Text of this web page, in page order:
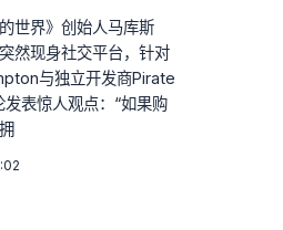
世界》创始人马库斯
突然现身社交平台，针对
与独立开发商Pirate
表惊人观点：“如果购